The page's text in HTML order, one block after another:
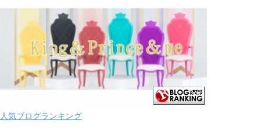
人気ブログランキング